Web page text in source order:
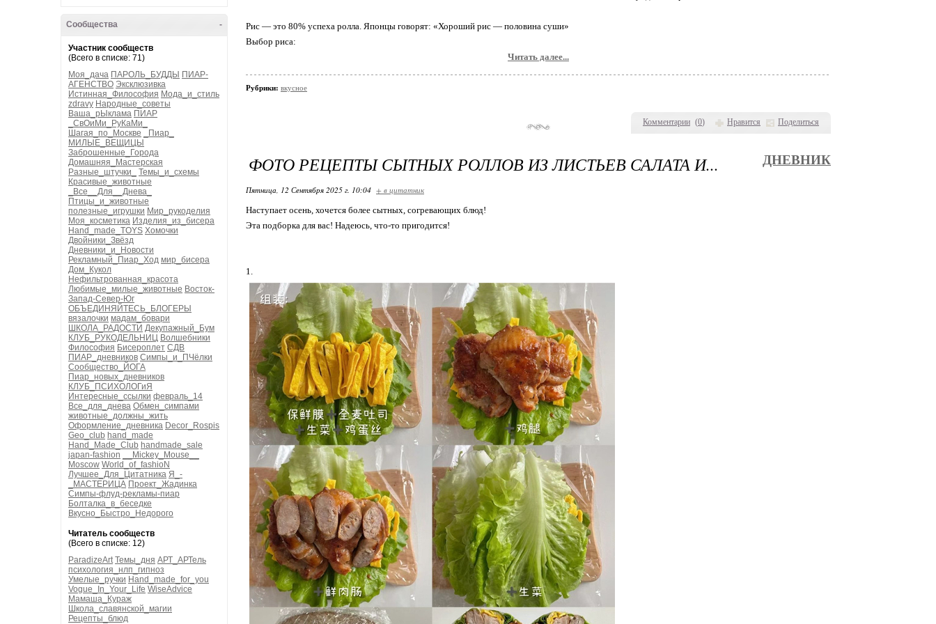
-
Сообщества
Участник сообществ
(Всего в списке: 71)
Моя_дача ПАРОЛЬ_БУДДЫ ПИАР-
АГЕНСТВО Эксклюзивка
Истинная_Философия Мода_и_стиль
zdravy Народные_советы
Ваша_рЫклама ПИАР
_СвОиМи_РуКаМи_
Шагая_по_Москве
_Пиар_
МИЛЫЕ_ВЕЩИЦЫ
Заброшенные_Города
Домашняя_Мастерская
Разные_штучки_
Темы_и_схемы
Красивые_животные
_Все__Для__Днева_
Птицы_и_животные
полезные_игрушки Мир_рукоделия
Моя_косметика Изделия_из_бисера
Hand_made_TOYS Хомочки
Двойники_Звёзд
Дневники_и_Новости
Рекламный_Пиар_Ход мир_бисера
Дом_Кукол
Нефильтрованная_красота
Любимые_милые_животные Восток-
Запад-Север-Юг
ОБЪЕДИНЯЙТЕСЬ_БЛОГЕРЫ
вязалочки мадам_бовари
ШКОЛА_РАДОСТИ Декупажный_Бум
КЛУБ_РУКОДЕЛЬНИЦ Волшебники
Философия Бисероплет СДВ
ПИАР_дневников Симпы_и_ПЧёлки
Сообщество_ЙОГА
Пиар_новых_дневников
КЛУБ_ПСИХОЛОГиЯ
Интересные_ссылки февраль_14
Все_для_днева Обмен_симпами
животные_должны_жить
Оформление_дневника Decor_Rospis
Geo_club hand_made
Hand_Made_Club handmade_sale
japan-fashion
__Mickey_Mouse__
Moscow World_of_fashioN
Лучшее_Для_Цитатника Я_-
_МАСТЕРИЦА Проект_Жадинка
Симпы-флуд-рекламы-пиар
Болталка_в_беседке
Вкусно_Быстро_Недорого
Читатель сообществ
(Всего в списке: 12)
ParadizeArt Темы_дня АРТ_АРТель
психология_нлп_гипноз
Умелые_ручки Hand_made_for_you
Vogue_In_Your_Life WiseAdvice
Мамаша_Кураж
Школа_славянской_магии
Рецепты_блюд
Комментарии (0) Нравится Поделиться
Рис — это 80% успеха ролла. Японцы говорят: «Хороший рис — половина суши»
Выбор риса:
Читать далее...
Рубрики: вкусное
ФОТО РЕЦЕПТЫ СЫТНЫХ РОЛЛОВ ИЗ ЛИСТЬЕВ САЛАТА И... ДНЕВНИК
Пятница, 12 Сентября 2025 г. 10:04 + в цитатник
Наступает осень, хочется более сытных, согревающих блюд!
Эта подборка для вас! Надеюсь, что-то пригодится!
1.